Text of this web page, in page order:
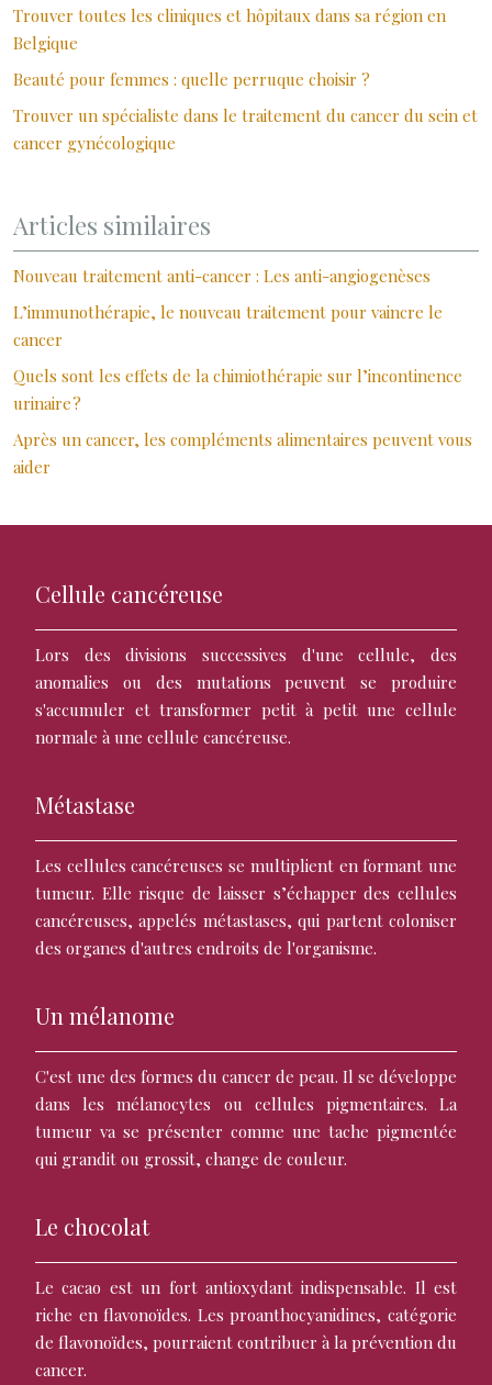
Trouver toutes les cliniques et hôpitaux dans sa région en
Belgique
Beauté pour femmes : quelle perruque choisir ?
Trouver un spécialiste dans le traitement du cancer du sein et
cancer gynécologique
Articles similaires
Nouveau traitement anti-cancer : Les anti-angiogenèses
L’immunothérapie, le nouveau traitement pour vaincre le
cancer
Quels sont les effets de la chimiothérapie sur l’incontinence
urinaire ?
Après un cancer, les compléments alimentaires peuvent vous
aider
Cellule cancéreuse
Lors des divisions successives d'une cellule, des
anomalies ou des mutations peuvent se produire
s'accumuler et transformer petit à petit une cellule
normale à une cellule cancéreuse.
Métastase
Les cellules cancéreuses se multiplient en formant une
tumeur. Elle risque de laisser s’échapper des cellules
cancéreuses, appelés métastases, qui partent coloniser
des organes d'autres endroits de l'organisme.
Un mélanome
C'est une des formes du cancer de peau. Il se développe
dans les mélanocytes ou cellules pigmentaires. La
tumeur va se présenter comme une tache pigmentée
qui grandit ou grossit, change de couleur.
Le chocolat
Le cacao est un fort antioxydant indispensable. Il est
riche en flavonoïdes. Les proanthocyanidines, catégorie
de flavonoïdes, pourraient contribuer à la prévention du
cancer.